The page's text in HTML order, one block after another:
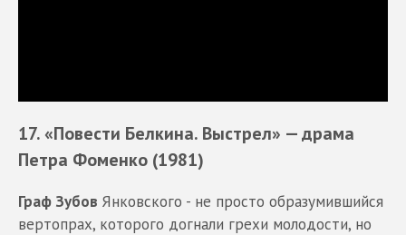
17. «Повести Белкина. Выстрел» — драма
Петра Фоменко (1981)
Граф Зубов Янковского - не просто образумившийся
вертопрах, которого догнали грехи молодости, но